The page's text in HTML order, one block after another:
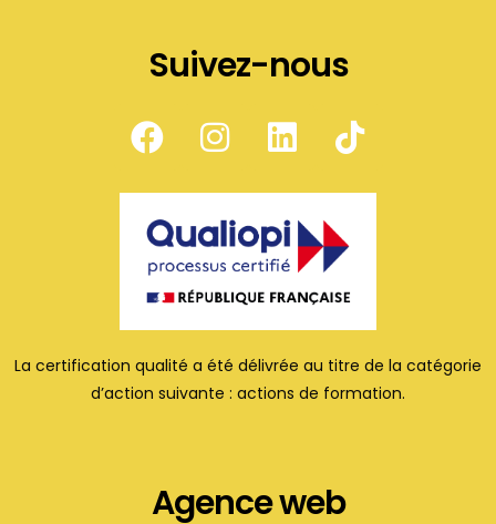
Suivez-nous
La certification qualité a été délivrée au titre de la catégorie
d’action suivante : actions de formation.
Agence web